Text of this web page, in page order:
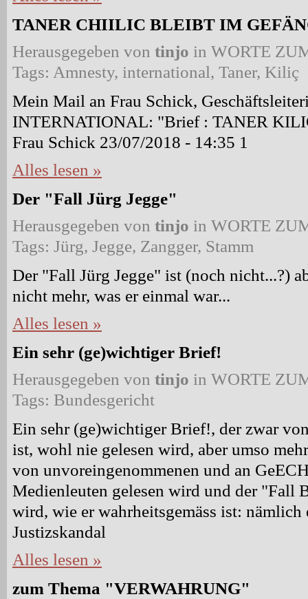
TANER CHIILIC BLEIBT IM
Herausgegeben von tinjo in WORTE
Tags: Amnesty, international, Taner, Kiliç
Mein Mail an Frau Schick,
INTERNATIONAL: "Brief : TANER
Frau Schick 23/07/2018 - 14:35 1
Alles lesen »
Der "Fall Jürg Jegge"
Herausgegeben von tinjo in WORTE
Tags: Jürg, Jegge, Zangger, Stamm
Der "Fall Jürg Jegge" ist (noch nicht...?)
nicht mehr, was er einmal war...
Alles lesen »
Ein sehr (ge)wichtiger Brief!
Herausgegeben von tinjo in WORTE
Tags: Bundesgericht
Ein sehr (ge)wichtiger Brief!, der zwar
ist, wohl nie gelesen wird, aber umso
von unvoreingenommenen und an
Medienleuten gelesen wird und der "Fall
wird, wie er wahrheitsgemäss ist:
Justizskandal
Alles lesen »
zum Thema "VERWAHRUNG"